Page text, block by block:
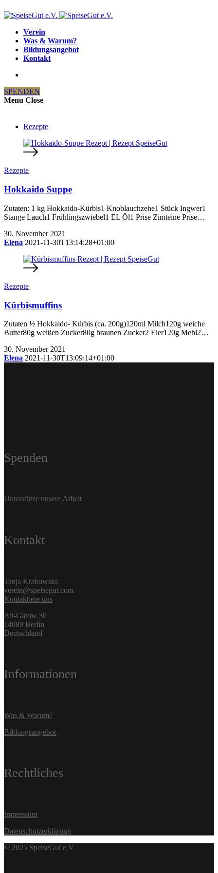
Verein
Was & Warum?
Bildungsangebot
Kontakt
SPENDEN
Menu Close
Rezepte
Rezepte
Hokkaido Suppe
Zutaten: 1 kg Hokkaido-Kürbis1 Knoblauchzehe1 Stück Ingwer1
Stange Lauch1 Frühlingszwiebel1 EL Öl1 Prise Zimteine Prise…
30. November 2021
Elena 2021-11-30T13:14:28+01:00
Rezepte
Kürbismuffins
Zutaten ½ Hokkaido- Kürbis (ca. 200g)120ml Milch120g weiche
Butter80g weißen Zucker80g braunen Zucker2 Eier120g Mehl2…
30. November 2021
Elena 2021-11-30T13:09:14+01:00
Spenden
Unterstütze unsere Arbeit
Kontakt
Tanja Krakowski:
verein@speisegut.com
Kontaktiere uns
Alt-Gatow 30
14089 Berlin
Deutschland
Informationen
Was & Warum?
Bildungsangebot
Rechtliches
Impressum
Datenschutzerklärung
© 2025 SpeiseGut e.V.